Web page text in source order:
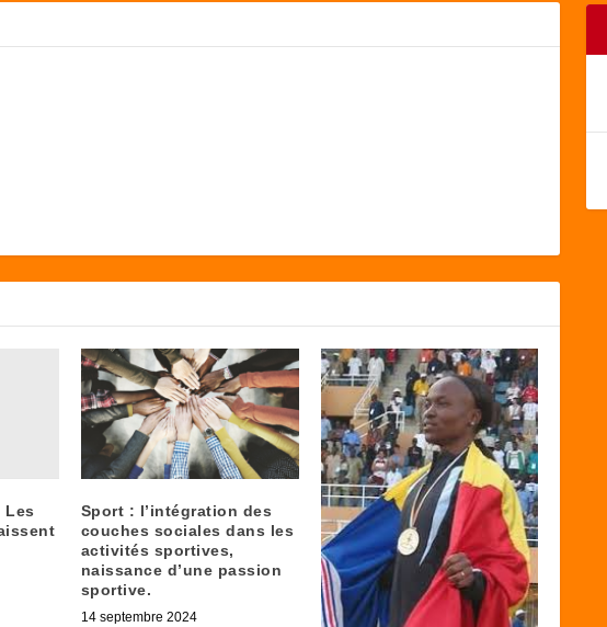
Les
Sport : l’intégration des
couches sociales dans les
activités sportives,
naissance d’une passion
sportive.
14 septembre 2024